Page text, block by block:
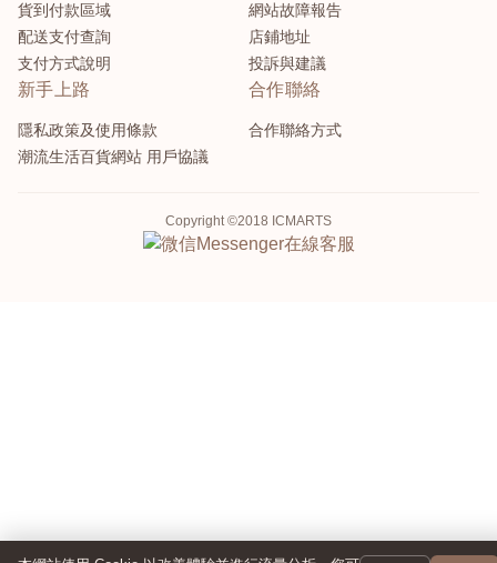
貨到付款區域
配送支付查詢
支付方式說明
網站故障報告
店鋪地址
投訴與建議
新手上路
隱私政策及使用條款
潮流生活百貨網站 用戶協議
合作聯絡
合作聯絡方式
Copyright ©2018 ICMARTS
Messenger在線客服